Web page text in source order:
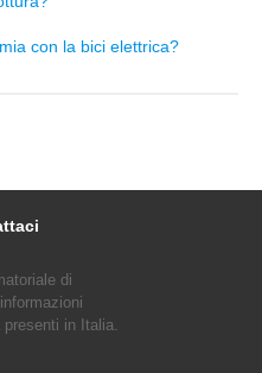
con la bici elettrica?
di
in Italia.